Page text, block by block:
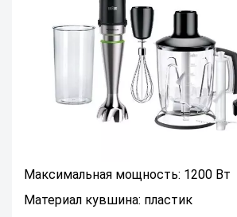
Максимальная мощность: 1200 Вт
Материал кувшина: пластик